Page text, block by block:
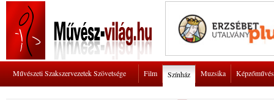
Művészeti Szakszervezetek Szövetsége Film Színház Muzsika